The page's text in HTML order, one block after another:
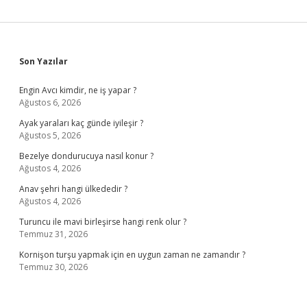
Sidebar
Son Yazılar
Engin Avcı kimdir, ne iş yapar ?
Ağustos 6, 2026
Ayak yaraları kaç günde iyileşir ?
Ağustos 5, 2026
Bezelye dondurucuya nasıl konur ?
Ağustos 4, 2026
Anav şehri hangi ülkededir ?
Ağustos 4, 2026
Turuncu ile mavi birleşirse hangi renk olur ?
Temmuz 31, 2026
Kornişon turşu yapmak için en uygun zaman ne zamandır ?
Temmuz 30, 2026